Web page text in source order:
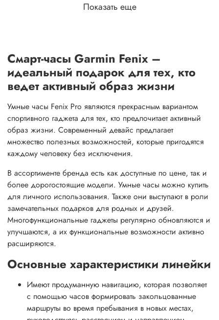
Показать еще
Смарт-часы Garmin Fenix –
идеальный подарок для тех, кто
ведет активный образ жизни
Умные часы Fenix Pro являются прекрасным вариантом
спортивного гаджета для тех, кто предпочитает активный
образ жизни. Современный девайс предлагает
множество полезных возможностей, которые пригодятся
каждому человеку без исключения.
В ассортименте бренда есть как доступные по цене, так и
более дорогостоящие модели. Умные часы можно купить
для личного использования. Также они выступают в роли
замечательных подарков для родных и друзей.
Многофункциональные гаджеты регулярно обновляются и
улучшаются, а их функциональные возможности активно
расширяются.
Основные характеристики линейки
Имеют продуманную навигацию, которая позволяет
с помощью часов формировать закольцованные
маршруты во время пребывания в новых местах,